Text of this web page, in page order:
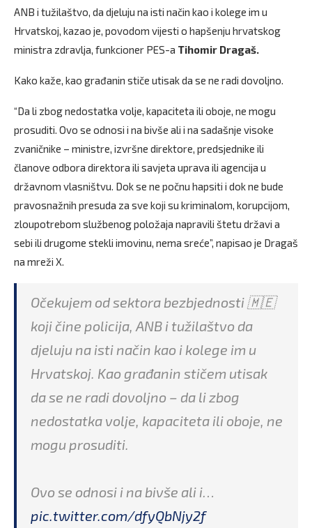
ANB i tužilaštvo, da djeluju na isti način kao i kolege im u
Hrvatskoj, kazao je, povodom vijesti o hapšenju hrvatskog
ministra zdravlja, funkcioner PES-a Tihomir Dragaš.
Kako kaže, kao građanin stiče utisak da se ne radi dovoljno.
“Da li zbog nedostatka volje, kapaciteta ili oboje, ne mogu
prosuditi. Ovo se odnosi i na bivše ali i na sadašnje visoke
zvaničnike – ministre, izvršne direktore, predsjednike ili
članove odbora direktora ili savjeta uprava ili agencija u
državnom vlasništvu. Dok se ne počnu hapsiti i dok ne bude
pravosnažnih presuda za sve koji su kriminalom, korupcijom,
zloupotrebom službenog položaja napravili štetu državi a
sebi ili drugome stekli imovinu, nema sreće”, napisao je Dragaš
na mreži X.
Očekujem od sektora bezbjednosti 🇲🇪
koji čine policija, ANB i tužilaštvo da
djeluju na isti način kao i kolege im u
Hrvatskoj. Kao građanin stičem utisak
da se ne radi dovoljno – da li zbog
nedostatka volje, kapaciteta ili oboje, ne
mogu prosuditi.
Ovo se odnosi i na bivše ali i…
pic.twitter.com/dfyQbNjy2f